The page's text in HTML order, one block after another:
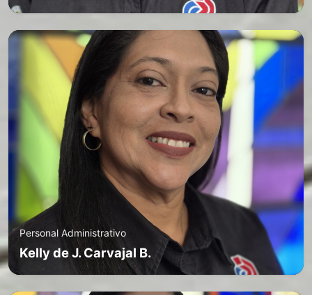
Personal Administrativo
Kelly de J. Carvajal B.